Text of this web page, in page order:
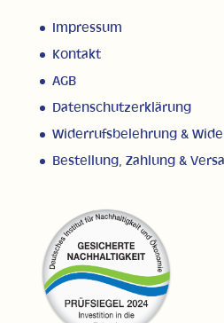
Impressum
Kontakt
AGB
Datenschutzerklärung
Widerrufsbelehrung &
Bestellung, Zahlung &